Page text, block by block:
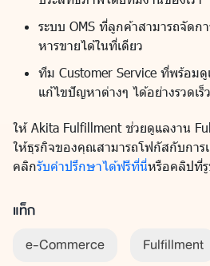
ระบบ OMS ที่ลูกค้าสามารถจัดก
หารขายได้ในที่เดียว
ทีม Customer Service ที่พร้อม
แก้ไขปัญหาต่างๆ ได้อย่างรวดเ
ให้ Akita Fulfillment ช่วยดูแลงาน
ให้ธุรกิจของคุณสามารถโฟกัสกับการ
คลิกรับคำปรึกษาได้ฟรีที่นี่หรือคลิปที่รู
แท็ก
e-Commerce
Fulfillment